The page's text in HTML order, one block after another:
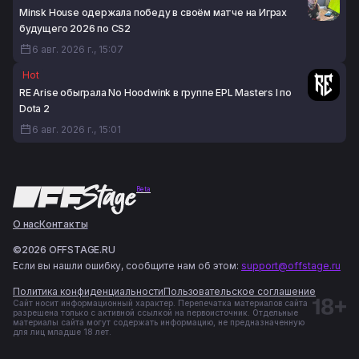
Minsk House одержала победу в своём матче на Играх
будущего 2026 по CS2
6 авг. 2026 г., 15:07
Hot
RE Arise обыграла No Hoodwink в группе EPL Masters I по
Dota 2
6 авг. 2026 г., 15:01
Beta
О насКонтакты
©2026 OFFSTAGE.RU
Если вы нашли ошибку, сообщите нам об этом: support@offstage.ru
Политика конфиденциальностиПользовательское соглашение
Сайт носит информационный характер. Перепечатка материалов сайта
разрешена только с активной ссылкой на первоисточник. Отдельные
материалы сайта могут содержать информацию, не предназначенную
для лиц младше 18 лет.